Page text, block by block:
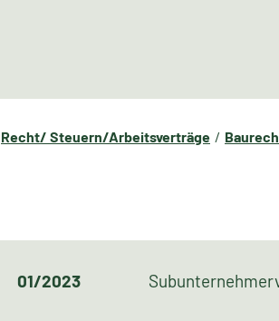
Recht/ Steuern/Arbeitsverträge
01/2023